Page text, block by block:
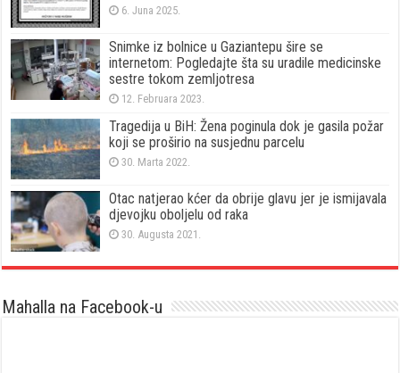
6. Juna 2025.
Snimke iz bolnice u Gaziantepu šire se
internetom: Pogledajte šta su uradile medicinske
sestre tokom zemljotresa
12. Februara 2023.
Tragedija u BiH: Žena poginula dok je gasila požar
koji se proširio na susjednu parcelu
30. Marta 2022.
Otac natjerao kćer da obrije glavu jer je ismijavala
djevojku oboljelu od raka
30. Augusta 2021.
Mahalla na Facebook-u